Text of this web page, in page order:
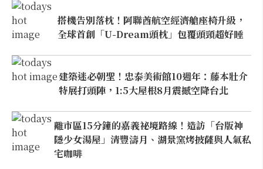
搭機告別落枕！阿聯酋航空經濟艙座椅升級，
全球首創「U-Dream頭枕」包覆頭頸超好睡
建築迷必朝聖！忠泰美術館10週年：藤本壯介
特展打頭陣，1:5大屋根8月震撼空降台北
離市區15分鐘的嘉義祕境路線！造訪「台版神
隱少女湯屋」清豐濤月、湖景窯烤披薩與人氣私
宅咖啡